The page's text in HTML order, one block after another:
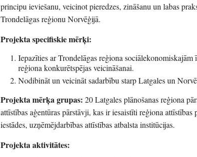
principu ieviešanu, veicinot pieredzes, zināšanu un labas
Trondelāgas reģionu Norvēģijā.
Projekta specifiskie mērķi:
Iepazīties ar Trondelāgas reģiona
reģiona konkurētspējas veicināšanai.
Nodibināt un veicināt sadarbību starp Latgales un
Projekta mērķa grupas: 20 Latgales plānošanas reģiona
attīstības aģentūras pārstāvji, kas ir iesaistīti reģiona
iestādes, uzņēmējdarbības attīstības atbalsta institūcijas.
Projekta aktivitātes: